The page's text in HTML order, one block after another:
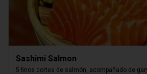
Sashimi Salmon
5 finos cortes de salmón, acompañado de